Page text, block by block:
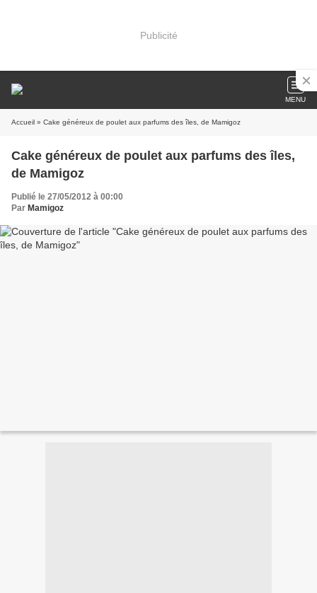
Publicité
MENU
Accueil » Cake généreux de poulet aux parfums des îles, de Mamigoz
Cake généreux de poulet aux parfums des îles,
de Mamigoz
Publié le 27/05/2012 à 00:00
Par Mamigoz